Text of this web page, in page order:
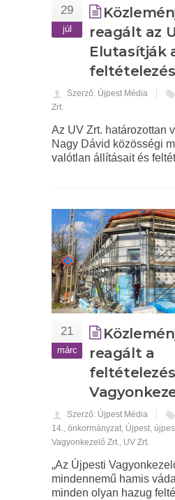
29
júl
reagált az
Elutasítják
Szerző: Újpest Média
Zrt.
Az UV Zrt. határozottan
Nagy Dávid közösségi
valótlan állításait és
21
márc
reagált a
Szerző: Újpest Média
14., önkormányzat, Újpest,
Vagyonkezelő Zrt., UV Zrt.
„Az Újpesti
mindennemű hamis
minden olyan hazug